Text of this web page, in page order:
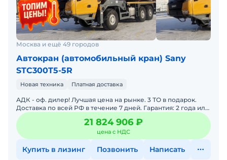
Москва и ещё 49 городов
Автокран (автомобильный кран) Sany
STC300T5-5R
Новая техника Платная доставка
АДК - оф. дилер! Лучшая цена на рынке. 3 ТО в подарок.
Доставка по всей РФ в течение 7 дней. Гарантия: 2 года или
4000 моточасов. Рассрочка Внимание! Только у
21 824 906 ₽
цена с НДС
Купить в лизинг Позвонить Написать